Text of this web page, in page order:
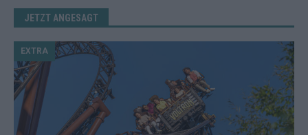
JETZT ANGESAGT
EXTRA